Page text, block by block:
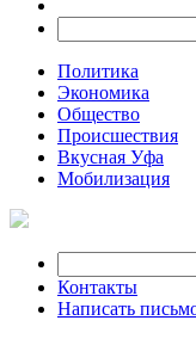
Политика
Экономика
Общество
Происшествия
Вкусная Уфа
Мобилизация
Контакты
Написать